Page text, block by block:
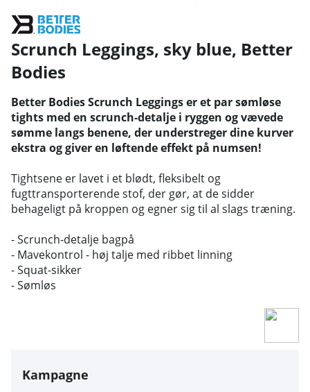
Scrunch Leggings, sky blue, Better
Bodies
Better Bodies Scrunch Leggings er et par sømløse
tights med en scrunch-detalje i ryggen og vævede
sømme langs benene, der understreger dine kurver
ekstra og giver en løftende effekt på numsen!
Tightsene er lavet i et blødt, fleksibelt og
fugttransporterende stof, der gør, at de sidder
behageligt på kroppen og egner sig til al slags træning.
- Scrunch-detalje bagpå
- Mavekontrol - høj talje med ribbet linning
- Squat-sikker
- Sømløs
Kampagne